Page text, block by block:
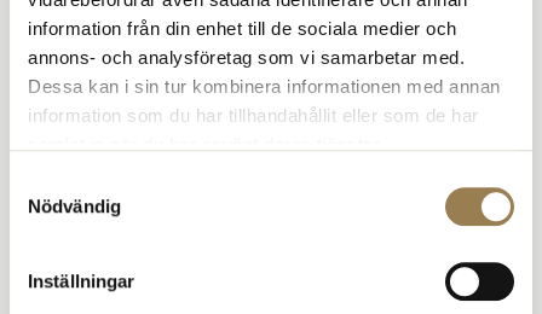
information från din enhet till de sociala medier och
annons- och analysföretag som vi samarbetar med.
Dessa kan i sin tur kombinera informationen med annan
information som du har tillhandahållit eller som de har
Nödvändig
Inställningar
studentföreningen igen har varit väldigt
kul”
Hur är det egentligen att starta upp en studentförening som varit
vilande? Vi har pratat med Nora Karlsson, ordförande för
Psykologförbundets studentförening vid Linköpings universitet!
Läs mer